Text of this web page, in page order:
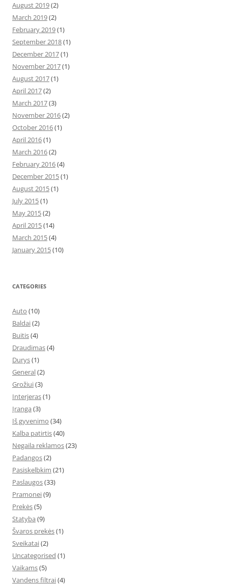
August 2019(2)
March 2019(2)
February 2019(1)
September 2018(1)
December 2017(1)
November 2017(1)
August 2017(1)
April 2017(2)
March 2017(3)
November 2016(2)
October 2016(1)
April 2016(1)
March 2016(2)
February 2016(4)
December 2015(1)
August 2015(1)
July 2015(1)
May 2015(2)
April 2015(14)
March 2015(4)
January 2015(10)
CATEGORIES
Auto (10)
Baldai(2)
Buitis(4)
Draudimas(4)
Durys(1)
General(2)
Grožiui(3)
Interjeras(1)
Įranga (3)
Iš gyvenimo (34)
Kalba patirtis(40)
Negaila reklamos(23)
Padangos(2)
Pasiskelbkim (21)
Paslaugos(33)
Pramonei(9)
Prekės(5)
Statyba (9)
Švaros prekės(1)
Sveikatai(2)
Uncategorised (1)
Vaikams(5)
Vandens filtrai(4)